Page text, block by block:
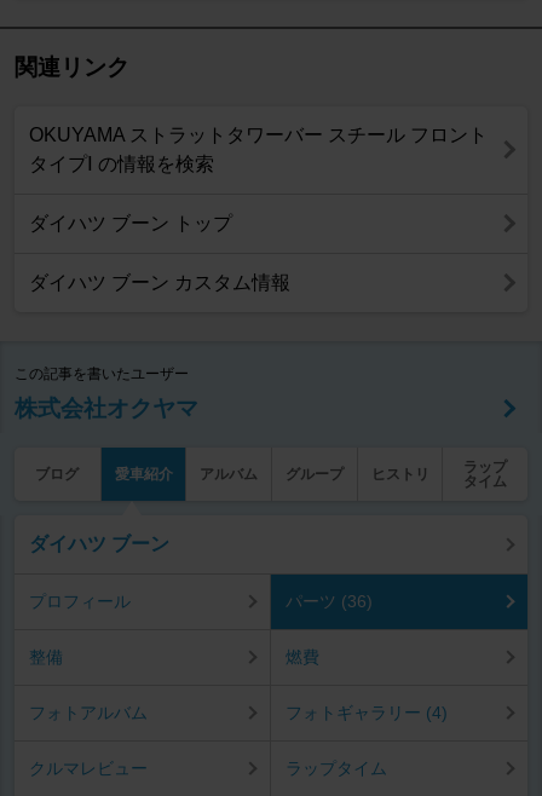
関連リンク
OKUYAMA ストラットタワーバー スチール フロント
タイプⅠ の情報を検索
ダイハツ ブーン トップ
ダイハツ ブーン カスタム情報
この記事を書いたユーザー
株式会社オクヤマ
ブログ 愛車紹介 アルバム グループ ヒストリ
ラップ
タイム
ダイハツ ブーン
プロフィール パーツ (36)
整備 燃費
フォトアルバム フォトギャラリー (4)
クルマレビュー ラップタイム